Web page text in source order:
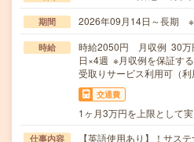
期間 2026年09月14日～長期
時給
時給2050円 月収例 30万
日×4週 ※月収例を保証す
受取りサービス利用可（利
交通費
1ヶ月3万円を上限として
仕事内容
【英語使用あり】！サス